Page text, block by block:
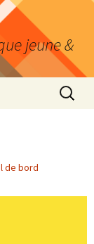
jeune &
de bord